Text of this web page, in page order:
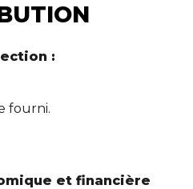
:
fourni.
et financière